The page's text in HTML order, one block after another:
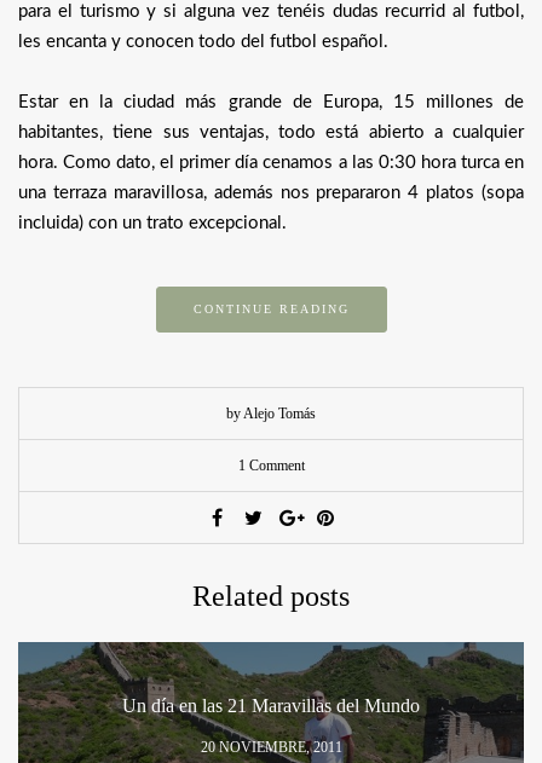
para el turismo y si alguna vez tenéis dudas recurrid al futbol,
les encanta y conocen todo del futbol español.
Estar en la ciudad más grande de Europa, 15 millones de
habitantes, tiene sus ventajas, todo está abierto a cualquier
hora. Como dato, el primer día cenamos a las 0:30 hora turca en
una terraza maravillosa, además nos prepararon 4 platos (sopa
incluida) con un trato excepcional.
CONTINUE READING
by Alejo Tomás
1 Comment
Related posts
Un día en las 21 Maravillas del Mundo
20 NOVIEMBRE, 2011